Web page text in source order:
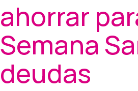
ahorrar
Semana
deudas